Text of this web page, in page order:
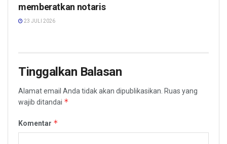
memberatkan notaris
23 JULI 2026
Tinggalkan Balasan
Alamat email Anda tidak akan dipublikasikan. Ruas yang
wajib ditandai *
Komentar *